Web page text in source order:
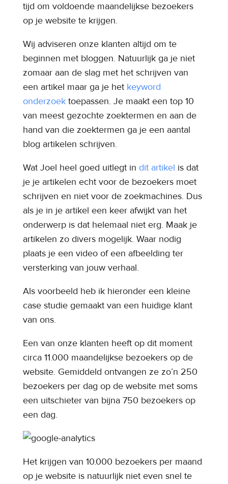
tijd om voldoende maandelijkse bezoekers
op je website te krijgen.
Wij adviseren onze klanten altijd om te
beginnen met bloggen. Natuurlijk ga je niet
zomaar aan de slag met het schrijven van
een artikel maar ga je het keyword
onderzoektoepassen. Je maakt een top 10
van meest gezochte zoektermen en aan de
hand van die zoektermen ga je een aantal
blog artikelen schrijven.
Wat Joel heel goed uitlegt in dit artikel is dat
je je artikelen echt voor de bezoekers moet
schrijven en niet voor de zoekmachines. Dus
als je in je artikel een keer afwijkt van het
onderwerp is dat helemaal niet erg. Maak je
artikelen zo divers mogelijk. Waar nodig
plaats je een video of een afbeelding ter
versterking van jouw verhaal.
Als voorbeeld heb ik hieronder een kleine
case studie gemaakt van een huidige klant
van ons.
Een van onze klanten heeft op dit moment
circa 11.000 maandelijkse bezoekers op de
website. Gemiddeld ontvangen ze zo’n 250
bezoekers per dag op de website met soms
een uitschieter van bijna 750 bezoekers op
een dag.
Het krijgen van 10.000 bezoekers per maand
op je website is natuurlijk niet even snel te